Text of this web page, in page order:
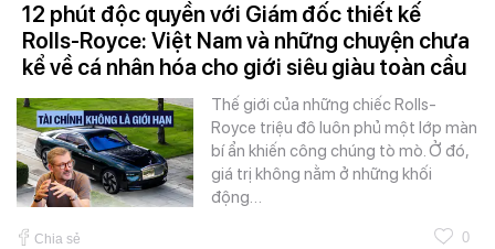
12 phút độc quyền với Giám đốc thiết kế
Rolls-Royce: Việt Nam và những chuyện chưa
kể về cá nhân hóa cho giới siêu giàu toàn cầu
Thế giới của những chiếc Rolls-
Royce triệu đô luôn phủ một lớp màn
bí ẩn khiến công chúng tò mò. Ở đó,
giá trị không nằm ở những khối
động…
Chia sẻ 0